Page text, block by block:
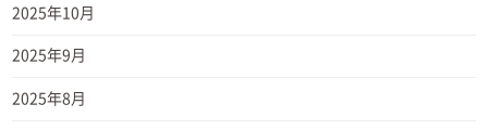
2025年10月
2025年9月
2025年8月